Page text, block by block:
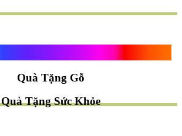
Quà Tặng Gỗ
Quà Tặng Sức Khỏe